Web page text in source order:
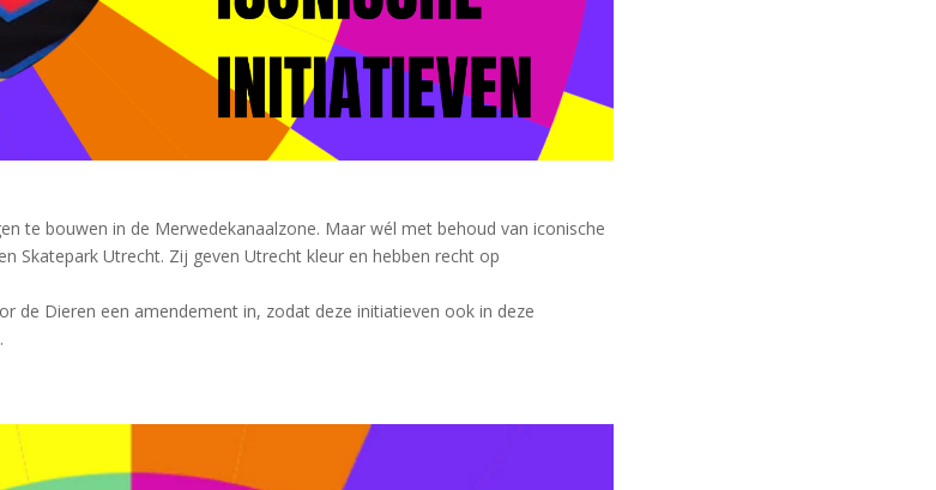
te bouwen in de Merwedekanaalzone. Maar wél met behoud van iconische
Skatepark Utrecht. Zij geven Utrecht kleur en hebben recht op
de Dieren een amendement in, zodat deze initiatieven ook in deze